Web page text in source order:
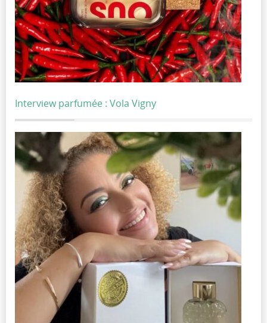
Interview parfumée : Vola Vigny